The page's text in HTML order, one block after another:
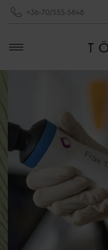
+36-70/555-5848